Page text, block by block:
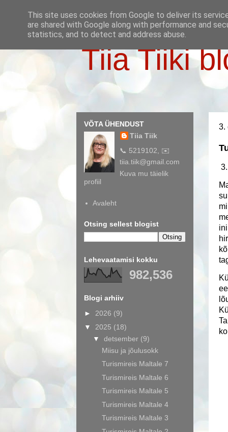
Tiia Tiiki
3.
VÕTA ÜHENDUST
Tiia Tiik
📞 5219102, ✉️
tiia.tiik@gmail.com
Kuva mu täielik
profiil
Avaleht
Otsing sellest blogist
Lehevaatamisi kokku
982,536
Blogi arhiiv
► 2026 (9)
▼ 2025 (18)
▼ detsember (9)
Miisu ja jõulusokk
Turismireis Maltale 7
Turismireis Maltale 6
Turismireis Maltale 5
Turismireis Maltale 4
Turismireis Maltale 3
This site uses cookies from Google to deliver its
are shared with Google along with performance and
statistics, and to detect and address abuse.